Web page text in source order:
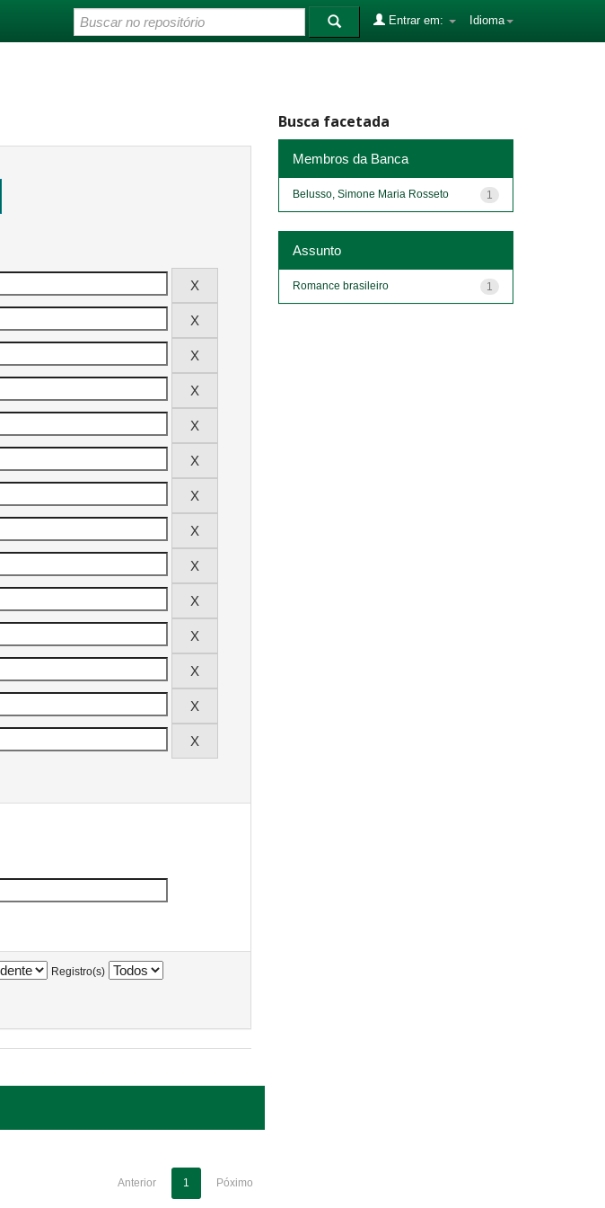
Idioma
Entrar em:
Registro(s)
Anterior 1 Póximo
Busca facetada
Membros da Banca
1
Belusso, Simone Maria Rosseto
Assunto
1
Romance brasileiro